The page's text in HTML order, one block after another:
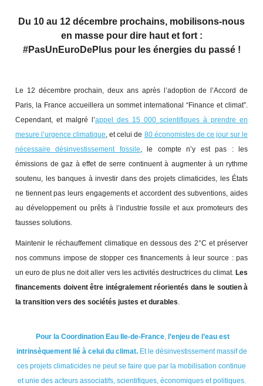
Du 10 au 12 décembre prochains, mobilisons-nous
en masse pour dire haut et fort :
#PasUnEuroDePlus pour les énergies du passé !
Le 12 décembre prochain, deux ans après l’adoption de l’Accord de
Paris, la France accueillera un sommet international “Finance et climat”.
Cependant, et malgré l’appel des 15 000 scientifiques à prendre en
mesure l’urgence climatique, et celui de 80 économistes de ce jour sur le
nécessaire désinvestissement fossile, le compte n’y est pas : les
émissions de gaz à effet de serre continuent à augmenter à un rythme
soutenu, les banques à investir dans des projets climaticides, les États
ne tiennent pas leurs engagements et accordent des subventions, aides
au développement ou prêts à l’industrie fossile et aux promoteurs des
fausses solutions.
Maintenir le réchauffement climatique en dessous des 2°C et préserver
nos communs impose de stopper ces financements à leur source : pas
un euro de plus ne doit aller vers les activités destructrices du climat. Les
financements doivent être intégralement réorientés dans le soutien à
la transition vers des sociétés justes et durables.
Pour la Coordination Eau Ile-de-France,l’enjeu de l’eau est
intrinsèquement lié à celui du climat.Et le désinvestissement massif de
ces projets climaticides ne peut se faire que par la mobilisation continue
et unie des acteurs associatifs, scientifiques, économiques et politiques.